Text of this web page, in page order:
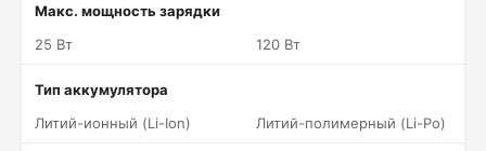
Макс. мощность зарядки
25 Вт
120 Вт
Тип аккумулятора
Литий-ионный (Li-Ion)
Литий-полимерный (Li-Po)